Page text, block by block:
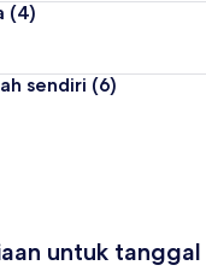
(4)
sendiri (6)
untuk tanggal